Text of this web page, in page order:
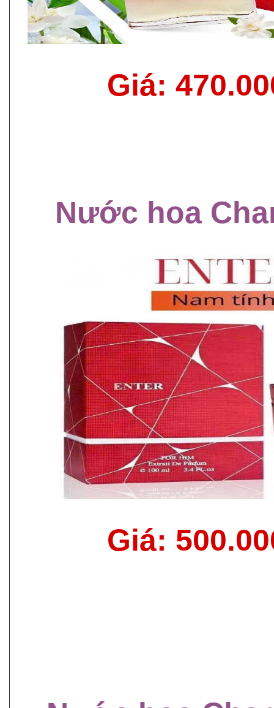
Giá:
Nước hoa
Giá: